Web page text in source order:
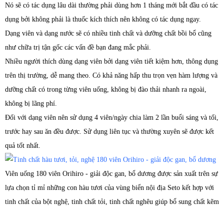
Nó sẽ có tác dụng lâu dài thường phải dùng hơn 1 tháng mới bắt đầu có tác
dụng bởi không phải là thuốc kích thích nên không có tác dụng ngay.
Dạng viên và dạng nước sẽ có nhiều tinh chất và dưỡng chất bồi bổ cũng
như chữa trị tận gốc các vấn đề bạn đang mắc phải.
Nhiều người thích dùng dạng viên bởi dạng viên tiết kiệm hơn, thông dụng
trên thị trường, dễ mang theo. Có khả năng hấp thu trọn vẹn hàm lượng và
dưỡng chất có trong từng viên uống, không bị đào thải nhanh ra ngoài,
không bị lãng phí.
Đối với dạng viên nên sử dụng 4 viên/ngày chia làm 2 lần buổi sáng và tối,
trước hay sau ăn đều được. Sử dụng liên tục và thường xuyên sẽ được kết
quả tốt nhất.
Viên uống 180 viên Orihiro - giải độc gan, bổ dương được sản xuất trên sự
lựa chọn tỉ mỉ những con hàu tươi của vùng biển nội địa Seto kết hợp với
tinh chất của bột nghệ, tinh chất tỏi, tinh chất nghêu giúp bổ sung chất kẽm